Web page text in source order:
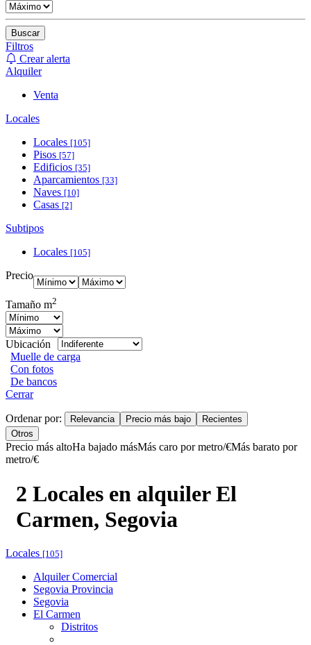
Buscar
Filtros
Crear alerta
Alquiler
Venta
Locales
Locales [105]
Pisos [57]
Edificios [35]
Aparcamientos [33]
Naves [10]
Casas [2]
Subtipos
Locales [105]
Precio
Tamaño m2
Ubicación
Muelle de carga
Con fotos
De bancos
Cerrar
Ordenar por: Relevancia Precio más bajo
Recientes
Otros
Precio más altoHa bajado másMás caro por metro/€Más barato por
metro/€
2 Locales en alquiler El
Carmen, Segovia
Locales [105]
Alquiler Comercial
Segovia Provincia
Segovia
El Carmen
Distritos